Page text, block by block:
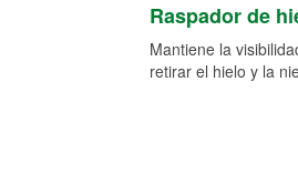
Raspador de
Mantiene la
retirar el hielo y la